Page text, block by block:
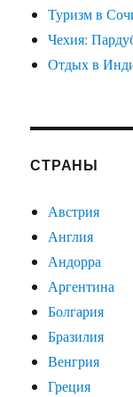
Туризм в
Чехия:
Отдых в
СТРАНЫ
Австрия
Англия
Андорра
Аргентина
Болгария
Бразилия
Венгрия
Греция